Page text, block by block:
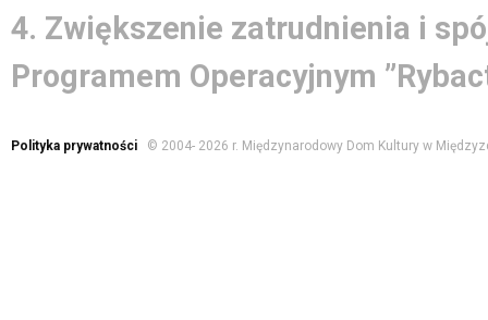
4. Zwiększenie zatrudnienia i
Programem Operacyjnym
Polityka prywatności© 2004- 2026 r. Międzynarodowy Dom Kultury w